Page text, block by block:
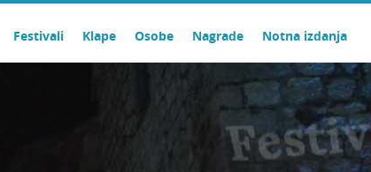
Festivali Klape Osobe Nagrade Notna izdanja